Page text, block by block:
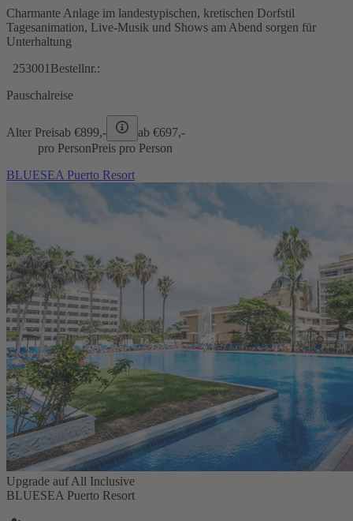
Charmante Anlage im landestypischen, kretischen Dorfstil
Tagesanimation, Live-Musik und Shows am Abend sorgen für
Unterhaltung
253001 Bestellnr.:
Pauschalreise
Alter Preisab €899,- ab €697,-
pro PersonPreis pro Person
BLUESEA Puerto Resort
Upgrade auf All Inclusive
BLUESEA Puerto Resort